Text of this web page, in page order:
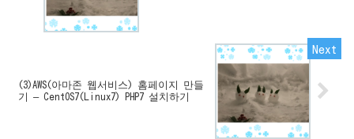
(3)AWS(아마존 웹서비스) 홈페이지 만들
기 – CentOS7(Linux7) PHP7 설치하기